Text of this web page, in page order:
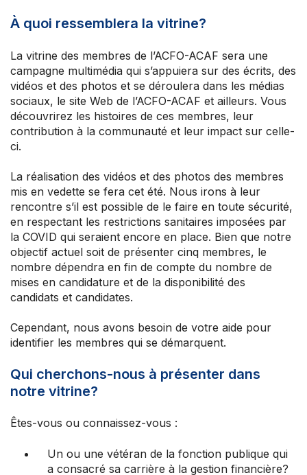
À propos de l’ACFO-ACAF
À quoi ressemblera la vitrine?
La vitrine des membres de l’ACFO-ACAF sera une
campagne multimédia qui s’appuiera sur des écrits, des
vidéos et des photos et se déroulera dans les médias
sociaux, le site Web de l’ACFO-ACAF et ailleurs. Vous
découvrirez les histoires de ces membres, leur
contribution à la communauté et leur impact sur celle-
ci.
La réalisation des vidéos et des photos des membres
mis en vedette se fera cet été. Nous irons à leur
rencontre s’il est possible de le faire en toute sécurité,
en respectant les restrictions sanitaires imposées par
la COVID qui seraient encore en place. Bien que notre
objectif actuel soit de présenter cinq membres, le
nombre dépendra en fin de compte du nombre de
mises en candidature et de la disponibilité des
candidats et candidates.
Cependant, nous avons besoin de votre aide pour
identifier les membres qui se démarquent.
Qui cherchons-nous à présenter dans
notre vitrine?
Êtes-vous ou connaissez-vous :
Un ou une vétéran de la fonction publique qui
a consacré sa carrière à la gestion financière?